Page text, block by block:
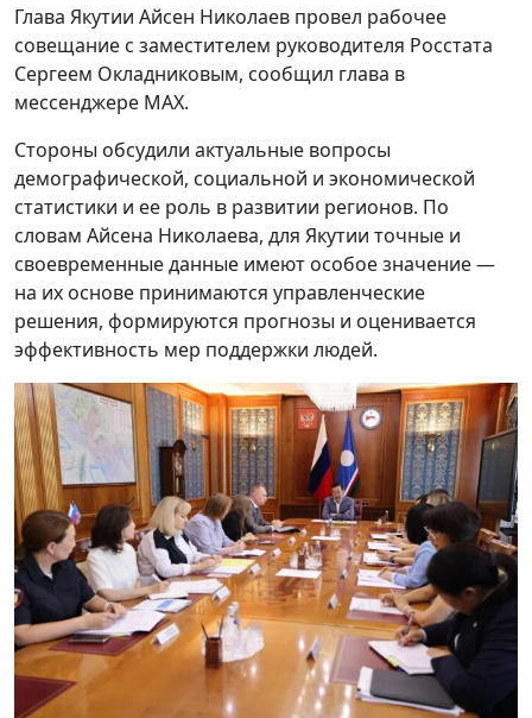
Глава Якутии Айсен Николаев провел рабочее
совещание с заместителем руководителя Росстата
Сергеем Окладниковым, сообщил глава в
мессенджере MAX.
Стороны обсудили актуальные вопросы
демографической, социальной и экономической
статистики и ее роль в развитии регионов. По
словам Айсена Николаева, для Якутии точные и
своевременные данные имеют особое значение —
на их основе принимаются управленческие
решения, формируются прогнозы и оценивается
эффективность мер поддержки людей.